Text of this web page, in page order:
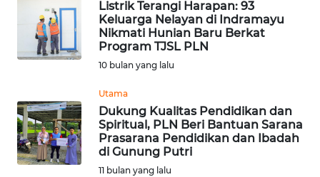
Listrik Terangi Harapan: 93
Keluarga Nelayan di Indramayu
Nikmati Hunian Baru Berkat
Program TJSL PLN
10 bulan yang lalu
Utama
Dukung Kualitas Pendidikan dan
Spiritual, PLN Beri Bantuan Sarana
Prasarana Pendidikan dan Ibadah
di Gunung Putri
11 bulan yang lalu
SERDANG
WN
TEBING
WN
PAKPAK
WN